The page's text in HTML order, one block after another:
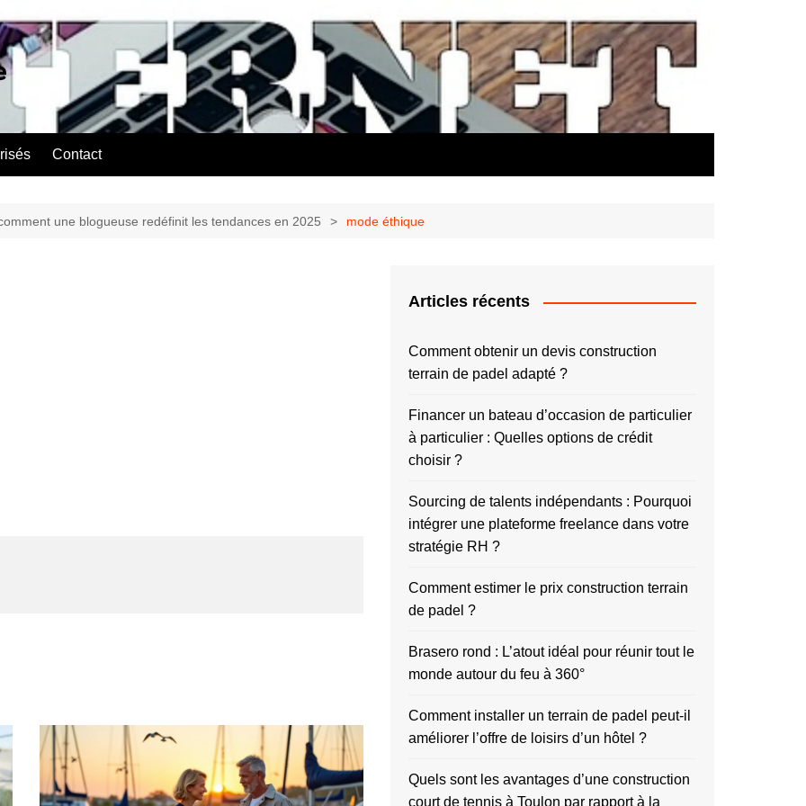
Contact
une blogueuse redéfinit les tendances en 2025 mode éthique
Articles récents
Comment obtenir un devis construction
terrain de padel adapté ?
Financer un bateau d’occasion de particulier
à particulier : Quelles options de crédit
choisir ?
Sourcing de talents indépendants : Pourquoi
intégrer une plateforme freelance dans votre
stratégie RH ?
Comment estimer le prix construction terrain
de padel ?
Brasero rond : L’atout idéal pour réunir tout le
monde autour du feu à 360°
Comment installer un terrain de padel peut-il
améliorer l’offre de loisirs d’un hôtel ?
Quels sont les avantages d’une construction
court de tennis à Toulon par rapport à la